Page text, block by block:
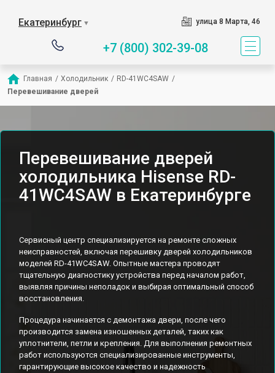
Екатеринбург ▼ улица 8 Марта, 46
+7 (800) 302-39-08
Главная / Холодильник / RD-41WC4SAW /
Перевешивание дверей
Перевешивание дверей
холодильника Hisense RD-
41WC4SAW в Екатеринбурге
Сервисный центр специализируется на ремонте сложных
неисправностей, включая перешивку дверей холодильников
моделей RD-41WC4SAW. Опытные мастера проводят
тщательную диагностику устройства перед началом работ,
выявляя причины неполадок и выбирая оптимальный способ
восстановления.
Процедура начинается с демонтажа двери, после чего
производится замена изношенных деталей, таких как
уплотнители, петли и крепления. Для выполнения ремонтных
работ используются специализированные инструменты,
гарантирующие высокое качество и надежность